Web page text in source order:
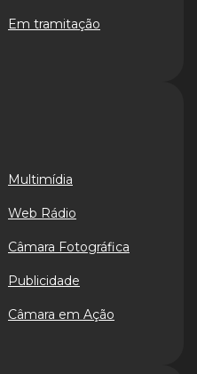
Em tramitação
Multimídia
Web Rádio
Câmara Fotográfica
Publicidade
Câmara em Ação